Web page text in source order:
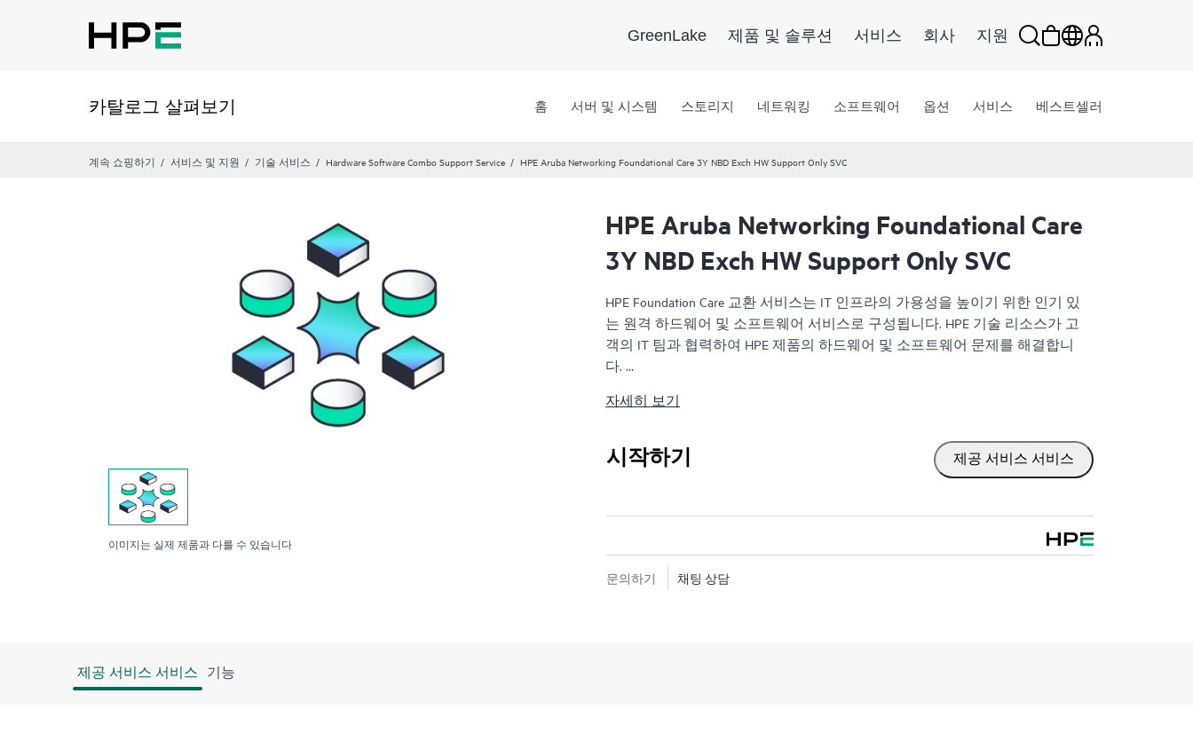
GreenLake 제품 및 솔루션 서비스 회사 지원
카탈로그 살펴보기 홈 서버 및 시스템 스토리지 네트워킹 소프트웨어 옵션 서비스 베스트셀러
계속 쇼핑하기 서비스 및 지원 기술 서비스 Hardware Software Combo Support Service HPE Aruba Networking Foundational Care 3Y NBD Exch HW Support Only SVC
이미지는 실제 제품과 다를 수 있습니다
HPE Aruba Networking Foundational Care
3Y NBD Exch HW Support Only SVC
HPE Foundation Care 교환 서비스는 IT 인프라의 가용성을 높이기 위한 인기 있
는 원격 하드웨어 및 소프트웨어 서비스로 구성됩니다. HPE 기술 리소스가 고
객의 IT 팀과 협력하여 HPE 제품의 하드웨어 및 소프트웨어 문제를 해결합니
다.
하드웨어 교환 서비스는 해당 HPE 제품에 대해 안정적이고 빠른 교환 서비스
복원할 수 있는 제품을 대상으로 진행되는 HPE Foundation Care 교환 서비스는
비용 효율이 높으며 편리한 현장 지원 대체 서비스입니다.
하드웨어 교환 서비스에서는 지정된 기간 내에 고객이 있는 곳까지 수하물 운
임 부담 없이 교체 제품 및 부품을 제공합니다. 교체 제품 또는 부품은 신제품
이거나 신제품과 동급의 제품입니다.
자세히 보기
시작하기 제공 서비스 서비스
문의하기 채팅 상담
제공 서비스 서비스 기능